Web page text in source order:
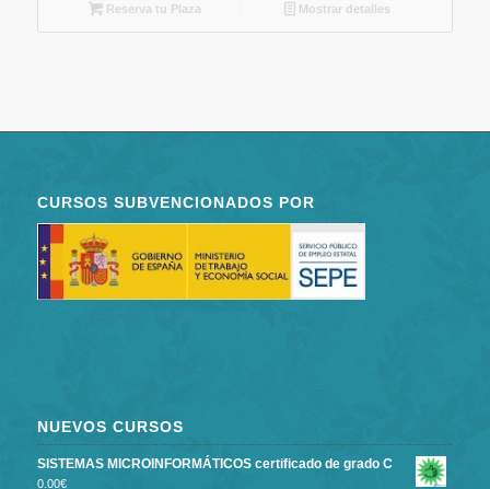
Reserva tu Plaza Mostrar detalles
CURSOS SUBVENCIONADOS POR
NUEVOS CURSOS
SISTEMAS MICROINFORMÁTICOS certificado de grado C
0.00€